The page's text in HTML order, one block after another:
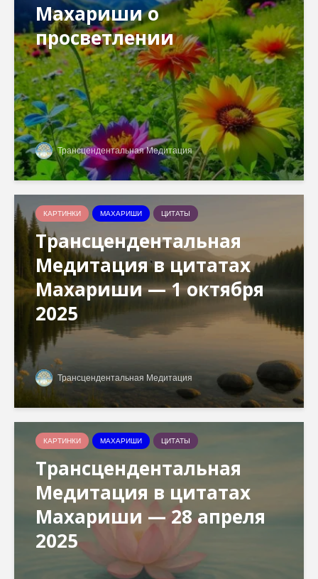
Махариши о
просветлении
Трансцендентальная Медитация
КАРТИНКИ МАХАРИШИ ЦИТАТЫ
Трансцендентальная
Медитация в цитатах
Махариши — 1 октября
2025
Трансцендентальная Медитация
КАРТИНКИ МАХАРИШИ ЦИТАТЫ
Трансцендентальная
Медитация в цитатах
Махариши — 28 апреля
2025